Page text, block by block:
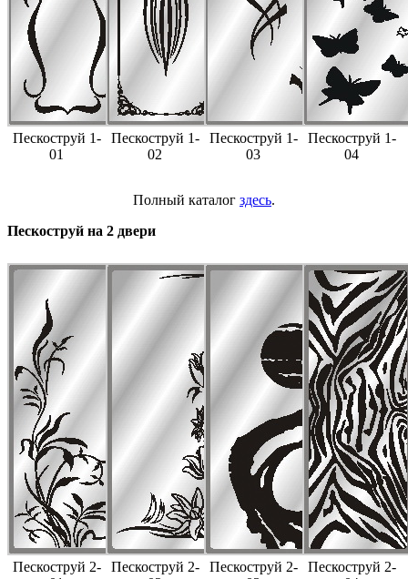
Пескоструй 1-
01
Пескоструй 1-
02
Пескоструй 1-
03
Пескоструй 1-
04
Полный каталог здесь.
Пескоструй на 2 двери
Пескоструй 2-
Пескоструй 2-
Пескоструй 2-
Пескоструй 2-